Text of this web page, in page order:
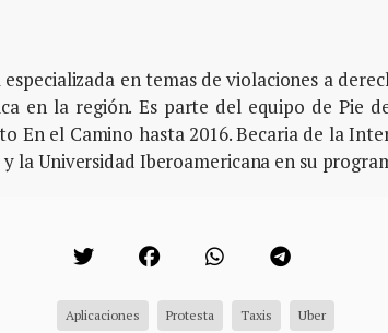
en temas de violaciones a
en la región. Es parte del equipo de Pie
En el Camino hasta 2016. Becaria de la
la Universidad Iberoamericana en su
Aplicaciones Protesta Taxis Uber